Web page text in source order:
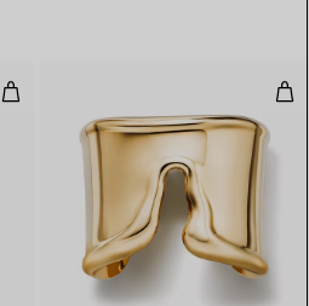
Großer Bone Cuff in Gelbgold,